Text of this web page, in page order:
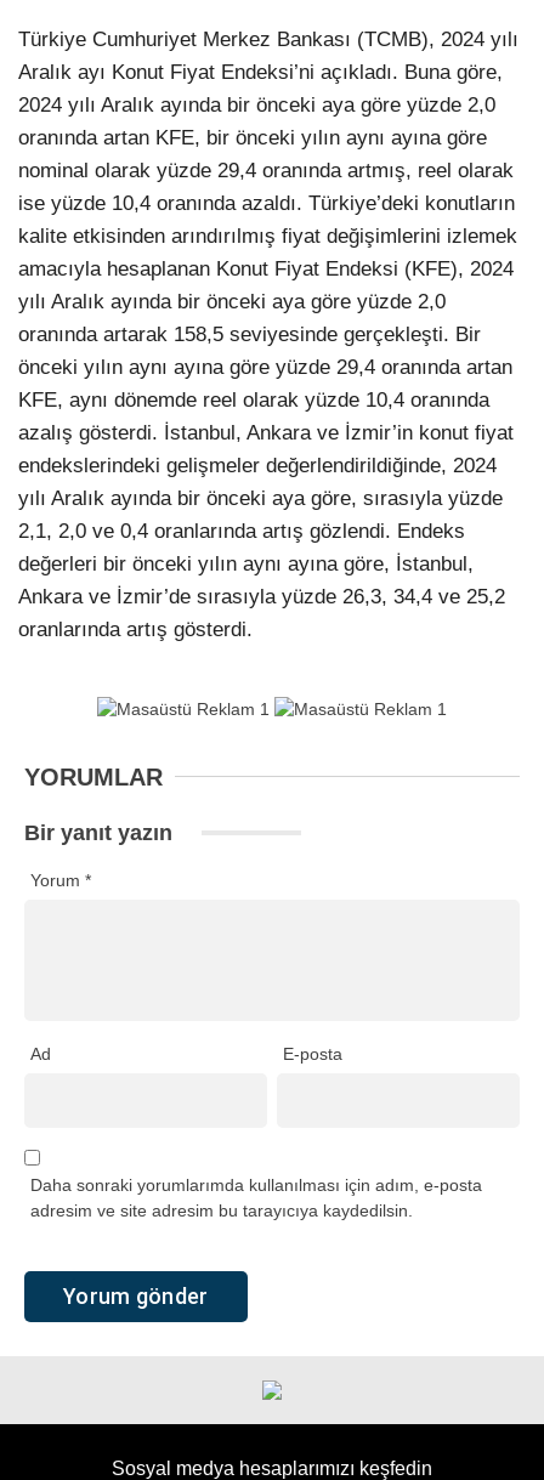
Türkiye Cumhuriyet Merkez Bankası (TCMB), 2024 yılı
Aralık ayı Konut Fiyat Endeksi’ni açıkladı. Buna göre,
2024 yılı Aralık ayında bir önceki aya göre yüzde 2,0
oranında artan KFE, bir önceki yılın aynı ayına göre
nominal olarak yüzde 29,4 oranında artmış, reel olarak
ise yüzde 10,4 oranında azaldı. Türkiye’deki konutların
kalite etkisinden arındırılmış fiyat değişimlerini izlemek
amacıyla hesaplanan Konut Fiyat Endeksi (KFE), 2024
yılı Aralık ayında bir önceki aya göre yüzde 2,0
oranında artarak 158,5 seviyesinde gerçekleşti. Bir
önceki yılın aynı ayına göre yüzde 29,4 oranında artan
KFE, aynı dönemde reel olarak yüzde 10,4 oranında
azalış gösterdi. İstanbul, Ankara ve İzmir’in konut fiyat
endekslerindeki gelişmeler değerlendirildiğinde, 2024
yılı Aralık ayında bir önceki aya göre, sırasıyla yüzde
2,1, 2,0 ve 0,4 oranlarında artış gözlendi. Endeks
değerleri bir önceki yılın aynı ayına göre, İstanbul,
Ankara ve İzmir’de sırasıyla yüzde 26,3, 34,4 ve 25,2
oranlarında artış gösterdi.
YORUMLAR
Bir yanıt yazın
Yorum *
Ad E-posta
Daha sonraki yorumlarımda kullanılması için adım, e-posta
adresim ve site adresim bu tarayıcıya kaydedilsin.
Sosyal medya hesaplarımızı keşfedin